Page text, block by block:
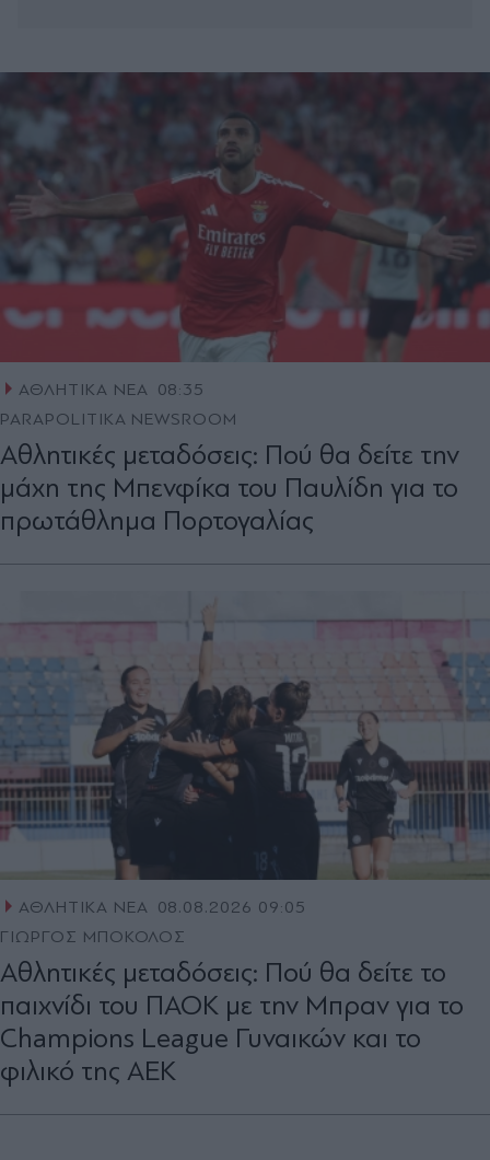
ΑΘΛΗΤΙΚΑ ΝΕΑ 08:35
PARAPOLITIKA NEWSROOM
Αθλητικές μεταδόσεις: Πού θα δείτε την
μάχη της Μπενφίκα του Παυλίδη για το
πρωτάθλημα Πορτογαλίας
ΑΘΛΗΤΙΚΑ ΝΕΑ 08.08.2026 09:05
ΓΙΩΡΓΟΣ ΜΠΟΚΟΛΟΣ
Αθλητικές μεταδόσεις: Πού θα δείτε το
παιχνίδι του ΠΑΟΚ με την Μπραν για το
Champions League Γυναικών και το
φιλικό της ΑΕΚ